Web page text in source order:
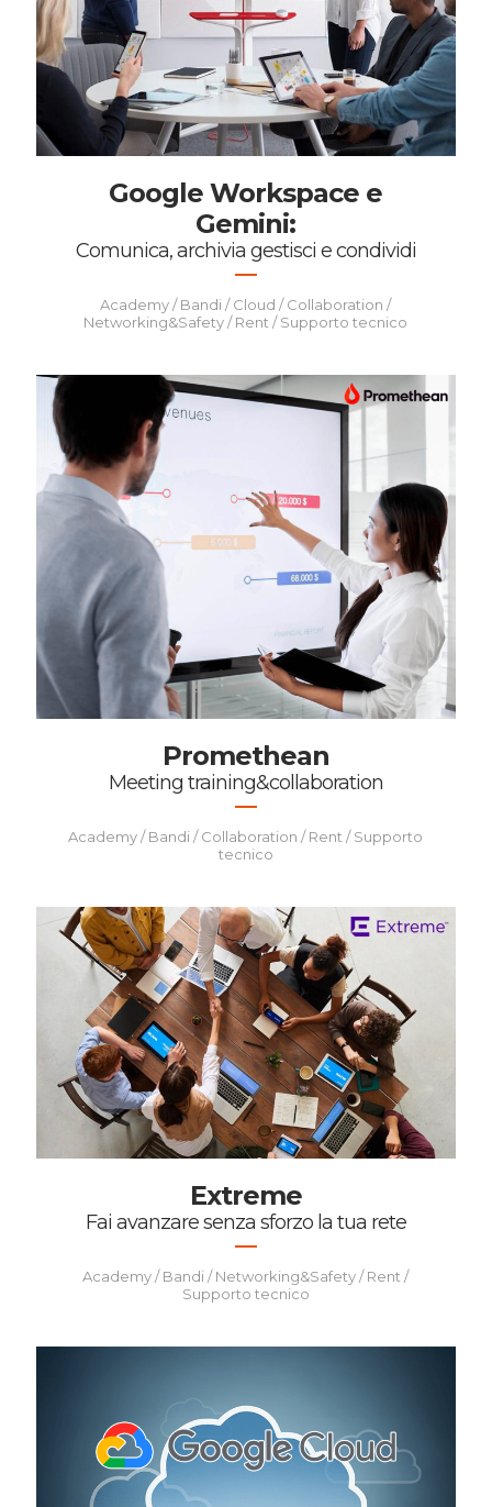
Google Workspace e
Gemini:
Comunica, archivia gestisci e condividi
Academy / Bandi / Cloud / Collaboration /
Networking&Safety / Rent / Supporto tecnico
Promethean
Meeting training&collaboration
Academy / Bandi / Collaboration / Rent / Supporto
tecnico
Extreme
Fai avanzare senza sforzo la tua rete
Academy / Bandi / Networking&Safety / Rent /
Supporto tecnico